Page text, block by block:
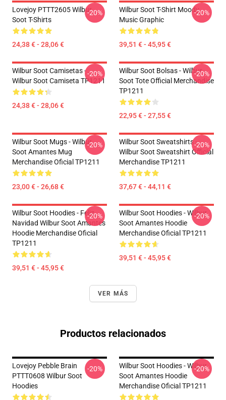
Lovejoy PTTT2605 Wilbur
Soot T-Shirts
24,38 € - 28,06 €
-20%
Wilbur Soot T-Shirt Moody
Music Graphic
39,51 € - 45,95 €
-20%
Wilbur Soot Camisetas -
Wilbur Soot Camiseta TP1211
24,38 € - 28,06 €
-20%
Wilbur Soot Bolsas - Wilbur
Soot Tote Official Merchandise
TP1211
22,95 € - 27,55 €
-20%
Wilbur Soot Mugs - Wilbur
Soot Amantes Mug
Merchandise Oficial TP1211
23,00 € - 26,68 €
-20%
Wilbur Soot Sweatshirts -
Wilbur Soot Sweatshirt Official
Merchandise TP1211
37,67 € - 44,11 €
-20%
Wilbur Soot Hoodies - Feliz
Navidad Wilbur Soot Amantes
Hoodie Merchandise Oficial
TP1211
39,51 € - 45,95 €
-20%
Wilbur Soot Hoodies - Wilbur
Soot Amantes Hoodie
Merchandise Oficial TP1211
39,51 € - 45,95 €
-20%
VER MÁS
Productos relacionados
Lovejoy Pebble Brain
PTTT0608 Wilbur Soot
Hoodies
-20%
Wilbur Soot Hoodies - Wilbur
Soot Amantes Hoodie
Merchandise Oficial TP1211
-20%